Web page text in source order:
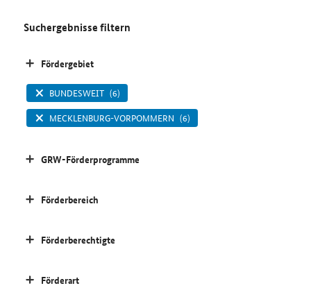
Suchergebnisse filtern
Fördergebiet
BUNDESWEIT (6)
MECKLENBURG-VORPOMMERN (6)
GRW-Förderprogramme
Förderbereich
Förderberechtigte
Förderart